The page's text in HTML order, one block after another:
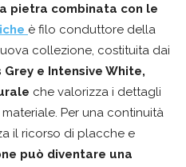
pietra combinata con le
è filo conduttore della
collezione, costituita dai
Grey e Intensive White,
che valorizza i dettagli
Per una continuità
il ricorso di placche e
può diventare una